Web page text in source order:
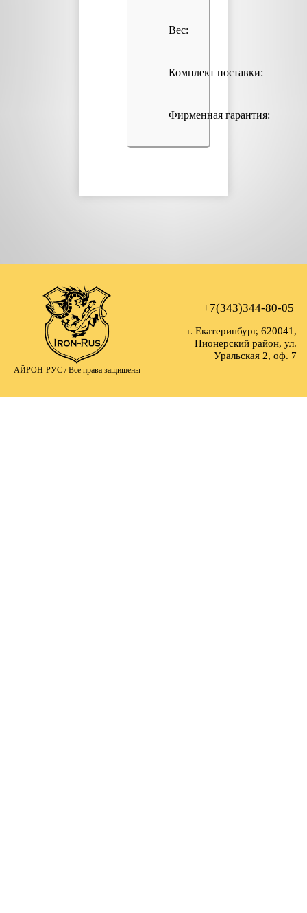
Вес:
Комплект поставки:
Фирменная гарантия:
АЙРОН-РУС /Все права защищены
+7(343)344-80-05
г. Екатеринбург, 620041,
Пионерский район, ул.
Уральская 2, оф. 7